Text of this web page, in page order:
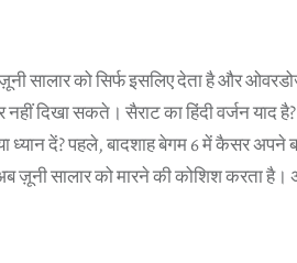
सालार को सिर्फ इसलिए देता है और
दिखा सकते। सैराट का हिंदी वर्जन याद
ध्यान दें? पहले, बादशाह बेगम 6 में कैसर अपने
सालार को मारने की कोशिश करता है।